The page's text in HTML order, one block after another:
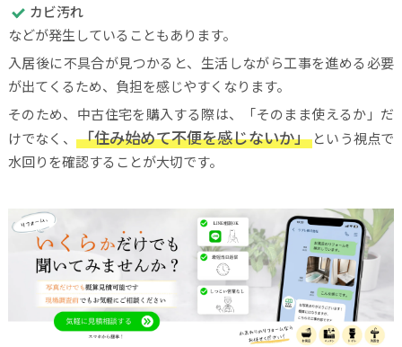
カビ汚れ
などが発生していることもあります。
入居後に不具合が見つかると、生活しながら工事を進める必要
が出てくるため、負担を感じやすくなります。
そのため、中古住宅を購入する際は、「そのまま使えるか」だ
けでなく、
「住み始めて不便を感じないか」 という視点で
水回りを確認することが大切です。